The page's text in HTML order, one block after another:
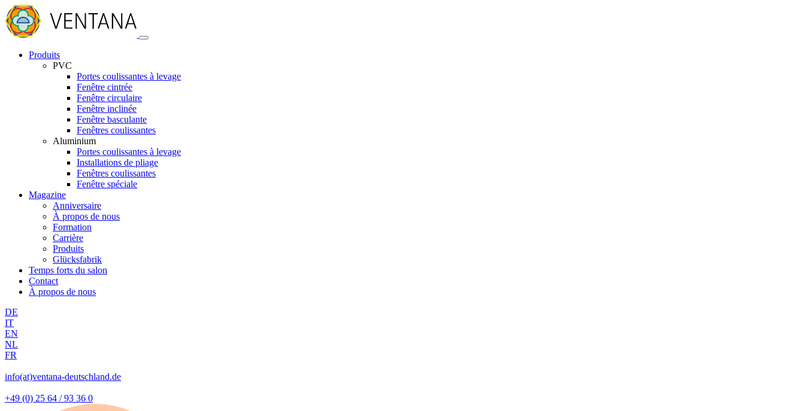
Produits
PVC
Portes coulissantes à levage
Fenêtre cintrée
Fenêtre circulaire
Fenêtre inclinée
Fenêtre basculante
Fenêtres coulissantes
Aluminium
Portes coulissantes à levage
Installations de pliage
Fenêtres coulissantes
Fenêtre spéciale
Magazine
Anniversaire
À propos de nous
Formation
Carrière
Produits
Glücksfabrik
Temps forts du salon
Contact
À propos de nous
DE
IT
EN
NL
FR
info(at)ventana-deutschland.de
+49 (0) 25 64 / 93 36 0